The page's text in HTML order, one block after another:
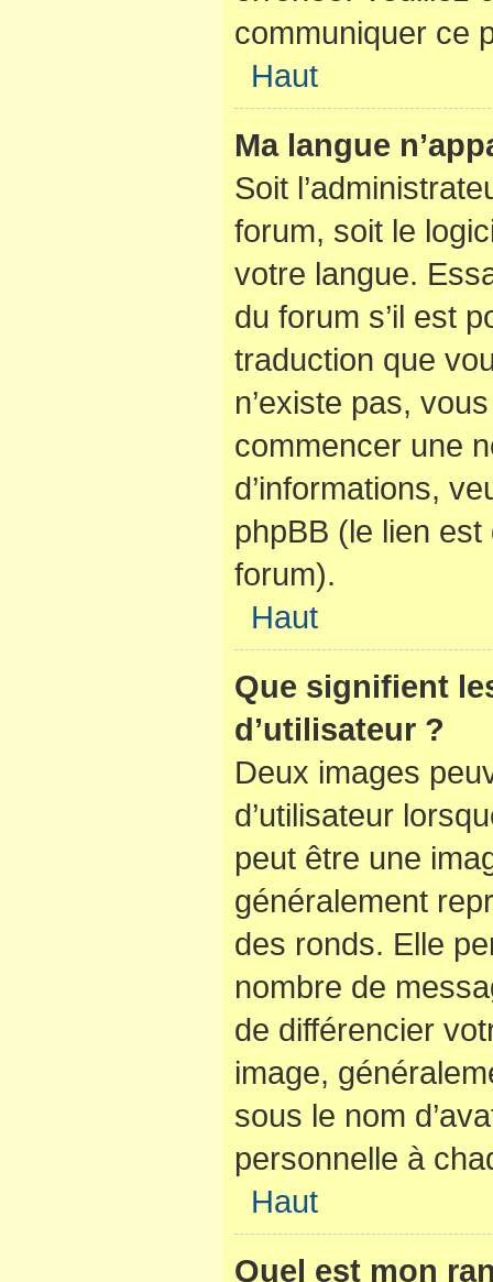
communiquer ce
Haut
Ma langue
Soit
forum, soit le
votre langue.
du forum s’il est
traduction que
n’existe pas,
commencer une
d’informations,
phpBB (le lien
forum).
Haut
Que signifient
d’utilisateur ?
Deux images
d’utilisateur
peut être une
généralement
des ronds. Elle
nombre de
de différencier
image,
sous le nom
personnelle à
Haut
Quel est mon